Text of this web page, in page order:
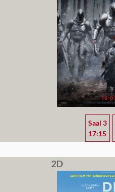
Saal 3
17:15
2D